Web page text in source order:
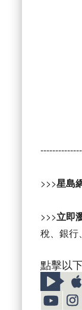
>>>星島
>>>立即
稅、銀行
點擊以